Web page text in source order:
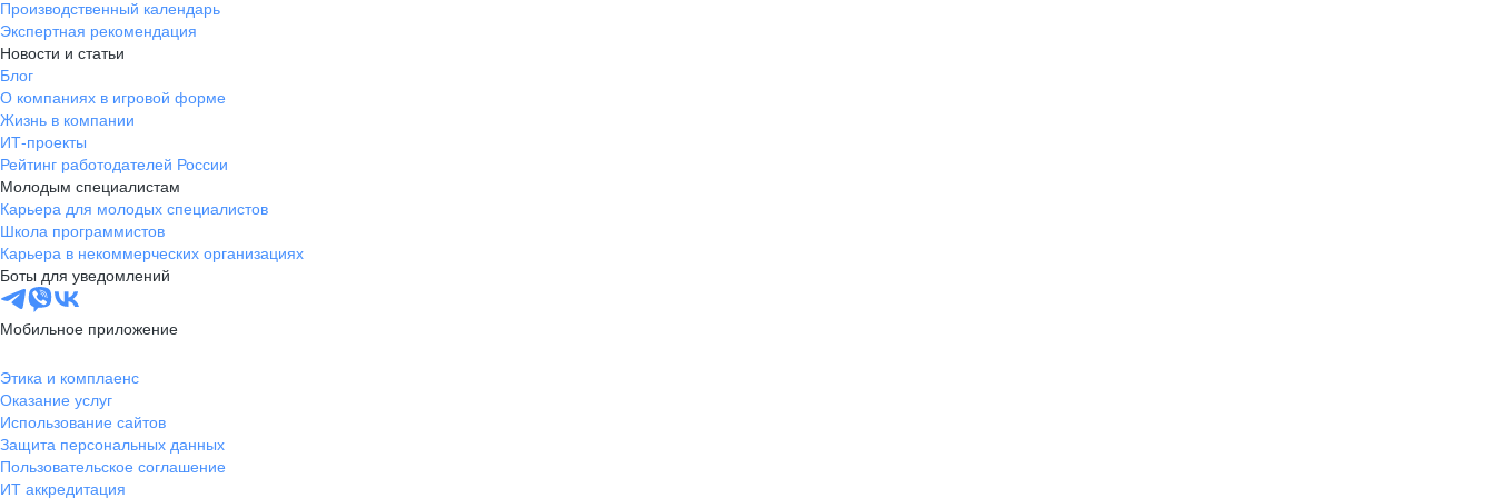
Производственный календарь
Экспертная рекомендация
Новости и статьи
Блог
О компаниях в игровой форме
Жизнь в компании
ИТ-проекты
Рейтинг работодателей России
Молодым специалистам
Карьера для молодых специалистов
Школа программистов
Карьера в некоммерческих организациях
Боты для уведомлений
Мобильное приложение
Этика и комплаенс
Оказание услуг
Использование сайтов
Защита персональных данных
Пользовательское соглашение
ИТ аккредитация